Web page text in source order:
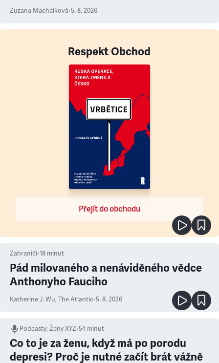
Zuzana Machálková•5. 8. 2026
Respekt Obchod
Přejít do obchodu
Zahraničí•18 minut
Pád milovaného a nenáviděného vědce
Anthonyho Fauciho
Katherine J. Wu, The Atlantic•5. 8. 2026
Podcasty:Ženy XYZ•54 minut
Co to je za ženu, když má po porodu
depresi? Proč je nutné začít brát vážně